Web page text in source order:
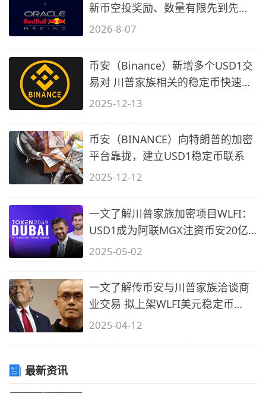
新币空投奖励、数量有限先到先
得…
2026-8-07
币安（Binance）新增多个USD1交
易对 川普家族相关的稳定币快速增
长
2025-12-13
币安（BINANCE）向特朗普的加密
平台靠拢，建立USD1稳定币联系
2025-12-12
一文了解川普家族加密项目WLFI：
USD1成为阿联MGX注资币安20亿
美元的官
2025-05-02
一文了解传币安与川普家族洽谈商
业交易 拟上架WLFI美元稳定币
USD1
2025-04-12
最新资讯